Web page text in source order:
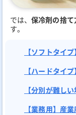
では、保冷剤の捨て
す。
【ソフトタイ
【ハードタイ
【分別が難し
【業務用】産